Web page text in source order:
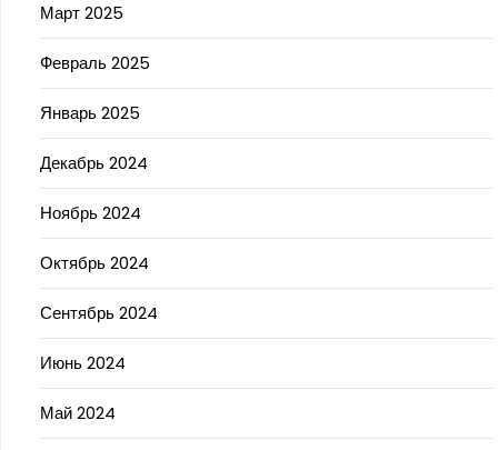
Март 2025
Февраль 2025
Январь 2025
Декабрь 2024
Ноябрь 2024
Октябрь 2024
Сентябрь 2024
Июнь 2024
Май 2024